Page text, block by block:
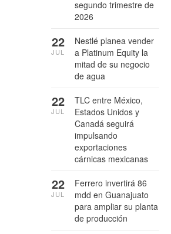
segundo trimestre de
2026
Nestlé planea vender
a Platinum Equity la
mitad de su negocio
de agua
22
JUL
TLC entre México,
Estados Unidos y
Canadá seguirá
impulsando
exportaciones
cárnicas mexicanas
22
JUL
Ferrero invertirá 86
mdd en Guanajuato
para ampliar su planta
de producción
22
JUL